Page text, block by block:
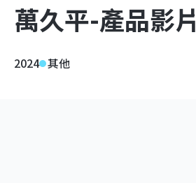
萬久平-產品影片
2024 其他